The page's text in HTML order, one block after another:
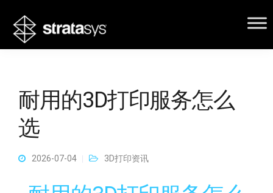
耐用的3D打印服务怎么
选
2026-07-04 3D打印资讯